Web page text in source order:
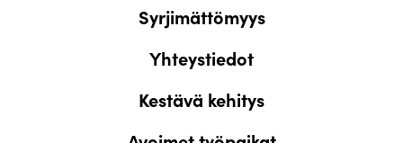
Syrjimättömyys
Yhteystiedot
Kestävä kehitys